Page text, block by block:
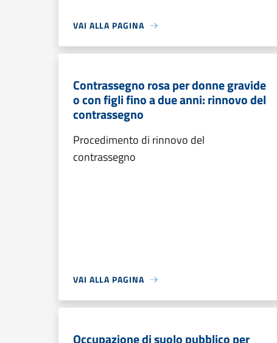
VAI ALLA PAGINA
Contrassegno rosa per donne gravide
o con figli fino a due anni: rinnovo del
contrassegno
Procedimento di rinnovo del
contrassegno
VAI ALLA PAGINA
Occupazione di suolo pubblico per